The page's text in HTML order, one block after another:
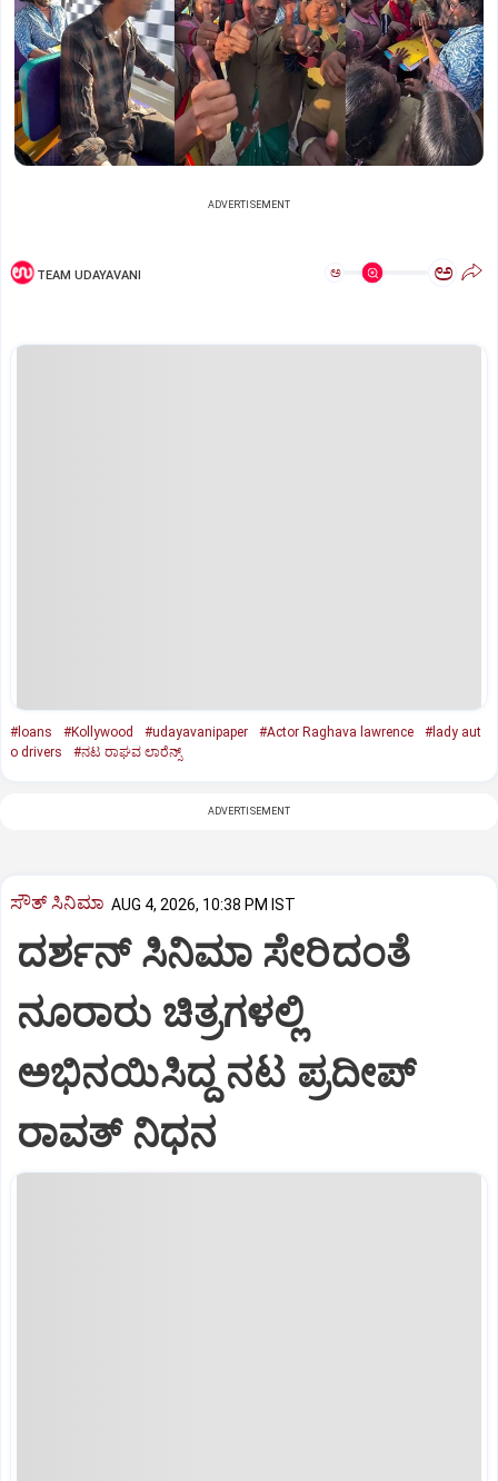
ADVERTISEMENT
TEAM UDAYAVANI ಅ ಅ
#loans #Kollywood #udayavanipaper #Actor Raghava lawrence
#lady aut
o drivers
#ನಟ ರಾಘವ ಲಾರೆನ್ಸ್‌
ADVERTISEMENT
ಸೌತ್‌ ಸಿನಿಮಾ AUG 4, 2026, 10:38 PM IST
ದರ್ಶನ್ ಸಿನಿಮಾ ಸೇರಿದಂತೆ
ನೂರಾರು ಚಿತ್ರಗಳಲ್ಲಿ
ಅಭಿನಯಿಸಿದ್ದ ನಟ ಪ್ರದೀಪ್
ರಾವತ್ ನಿಧನ